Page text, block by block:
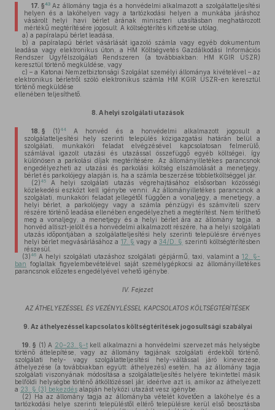
17. §43 Az állomány tagja és a honvédelmi alkalmazott a szolgálatteljesítési
helyen és a lakóhelyen vagy a tartózkodási helyen a munkába járáshoz
vásárolt helyi havi bérlet árának miniszteri utasításban meghatározott
mértékű megtérítésére jogosult. A költségtérítés kifizetése utólag,
a) a papíralapú bérlet leadása,
b) a papíralapú bérlet vásárlását igazoló számla vagy egyéb dokumentum
leadása vagy elektronikus úton, a HM Költségvetés Gazdálkodási Információs
Rendszer Ügyfélszolgálati Rendszeren (a továbbiakban: HM KGIR ÜSZR)
keresztül történő megküldése, vagy
c) – a Katonai Nemzetbiztonsági Szolgálat személyi állománya kivételével – az
elektronikus bérletről szóló elektronikus számla HM KGIR ÜSZR-en keresztül
történő megküldése
ellenében teljesíthető.
8. A helyi szolgálati utazások
18. § (1)44A honvéd és a honvédelmi alkalmazott jogosult a
szolgálatteljesítési hely szerinti település közigazgatási határán belül a
szolgálati, munkaköri feladat elvégzésével kapcsolatosan felmerülő,
számlával igazolt utazási és utazással összefüggő egyéb költségei, így
különösen a parkolási díjak megtérítésére. Az állományilletékes parancsnok
engedélyezheti az utazási és parkolási költség elszámolását a menetjegy,
bérlet és parkolójegy alapján is, ha a számla beszerzése többletköltséggel jár.
(2)45A helyi szolgálati utazás végrehajtásához elsősorban közösségi
közlekedési eszközt kell igénybe venni. Az állományilletékes parancsnok a
szolgálati, munkaköri feladat jellegétől függően a vonaljegy, a menetjegy, a
helyi bérlet, a parkolójegy vagy a számla pénzügyi és számviteli szerv
részére történő leadása ellenében engedélyezheti a megtérítést. Nem téríthető
meg a vonaljegy, a menetjegy és a helyi bérlet ára az állomány tagja, a
honvéd altiszt-jelölt és a honvédelmi alkalmazott részére, ha a helyi szolgálati
utazás időpontjában a szolgálatteljesítési hely szerinti településre érvényes
helyi bérlet megvásárlásához a 17. § vagy a34/D. § szerinti költségtérítésben
részesül.
(3)46 A helyi szolgálati utazáshoz szolgálati gépjármű, taxi, valamint a 12. §-
ban foglaltak figyelembevételével saját személygépkocsi az állományilletékes
parancsnok előzetes engedélyével vehető igénybe.
IV. Fejezet
AZ ÁTHELYEZÉSSEL ÉS VEZÉNYLÉSSEL KAPCSOLATOS KÖLTSÉGTÉRÍTÉSEK
9. Az áthelyezéssel kapcsolatos költségtérítések jogosultsági szabályai
19. § (1) A 20–23. §-tkell alkalmazni a honvédelmi szervezet más helységbe
történő áttelepítése, vagy az állomány tagjának szolgálati érdekből történő,
szolgálati hely- vagy szolgálatteljesítési hely-váltással járó kinevezése,
áthelyezése (a továbbiakban együtt: áthelyezés) esetén, ha az állomány tagja
szolgálati viszonyának módosítása a szolgálatteljesítés helyére tekintettel másik
belföldi helységbe történő átköltözéssel jár, ideértve azt is, amikor az áthelyezett
a 23. § (3) bekezdés alapján helyközi utazást vesz igénybe.
(2) Ha az állomány tagja az állományba vételét követően a lakóhelye és a
tartózkodási helye szerinti településtől eltérő településre kerül első beosztásba